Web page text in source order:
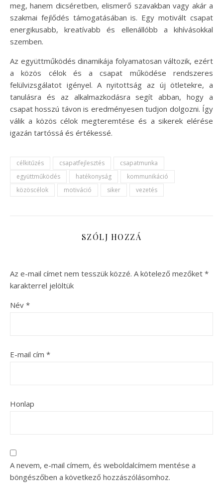
meg, hanem dicséretben, elismerő szavakban vagy akár a
szakmai fejlődés támogatásában is. Egy motivált csapat
energikusabb, kreatívabb és ellenállóbb a kihívásokkal
szemben.
Az együttműködés dinamikája folyamatosan változik, ezért
a közös célok és a csapat működése rendszeres
felülvizsgálatot igényel. A nyitottság az új ötletekre, a
tanulásra és az alkalmazkodásra segít abban, hogy a
csapat hosszú távon is eredményesen tudjon dolgozni. Így
válik a közös célok megteremtése és a sikerek elérése
igazán tartóssá és értékessé.
célkitűzés csapatfejlesztés
csapatmunka
együttműködés
hatékonyság
kommunikáció
közöscélok
motiváció siker vezetés
SZÓLJ HOZZÁ
Az e-mail címet nem tesszük közzé. A kötelező mezőket *
karakterrel jelöltük
Név *
E-mail cím *
Honlap
A nevem, e-mail címem, és weboldalcímem mentése a
böngészőben a következő hozzászólásomhoz.